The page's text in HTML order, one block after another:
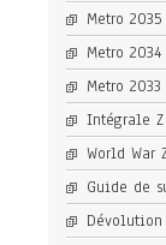
Metro
Metro
Metro
Intégrale Z
World War
Guide de
Dévolution